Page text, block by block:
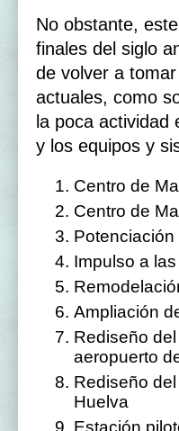
No obstante,
finales del siglo
de volver a
actuales, como
la poca
y los equipos y
Centro de
Centro de
Impulso a
Ampliación
Rediseño
aeropuerto
Rediseño
Huelva
Estación